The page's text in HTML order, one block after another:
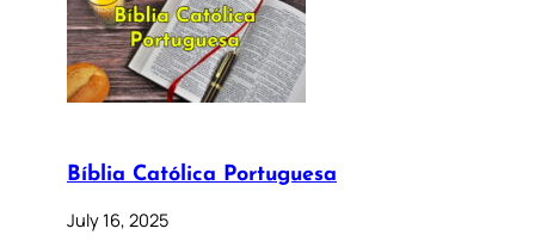
Bíblia Católica Portuguesa
July 16, 2025